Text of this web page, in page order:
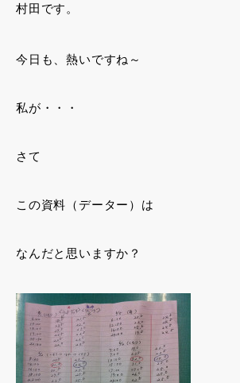
村田です。
今日も、熱いですね～
私が・・・
さて
この資料（データー）は
なんだと思いますか？